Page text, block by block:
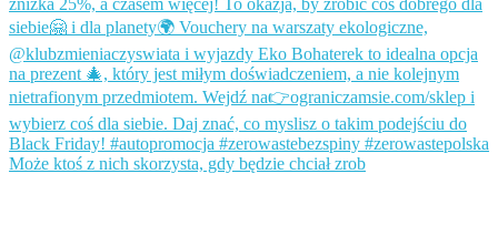
Może ktoś z nich skorzysta, gdy będzie chciał zrob